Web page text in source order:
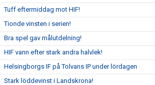
Tuff eftermiddag mot HIF!
Tionde vinsten i serien!
Bra spel gav målutdelning!
HIF vann efter stark andra halvlek!
Helsingborgs IF på Tolvans IP under lördagen
Stark löddevinst i Landskrona!